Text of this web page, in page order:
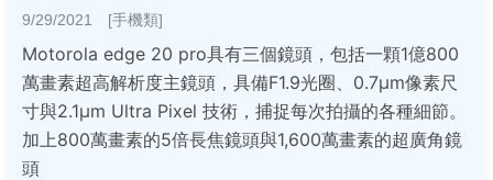
9/29/2021 [手機類]
Motorola edge 20 pro具有三個鏡頭，包括一顆1億800
萬畫素超高解析度主鏡頭，具備F1.9光圈、0.7μm像素尺
寸與2.1μm Ultra Pixel 技術，捕捉每次拍攝的各種細節。
加上800萬畫素的5倍長焦鏡頭與1,600萬畫素的超廣角鏡
頭